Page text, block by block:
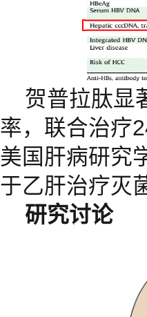
贺普拉肽显
率，联合治疗
美国肝病研究
于乙肝治疗灭
研究讨论